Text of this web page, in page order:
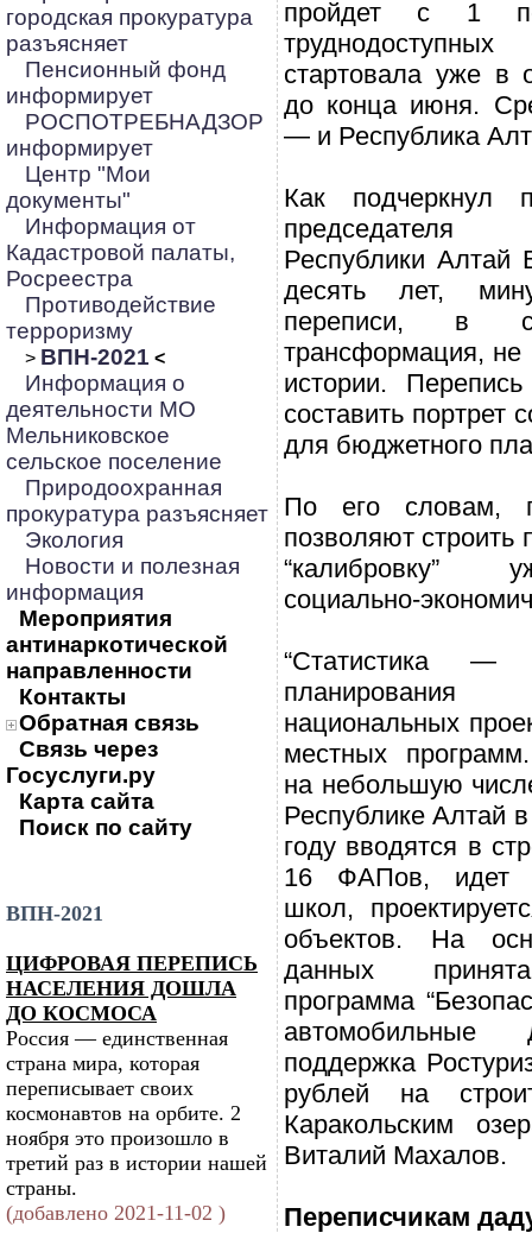
городская прокуратура
разъясняет
Пенсионный фонд
информирует
РОСПОТРЕБНАДЗОР
информирует
Центр "Мои
документы"
Информация от
Кадастровой палаты,
Росреестра
Противодействие
терроризму
> ВПН-2021 <
Информация о
деятельности МО
Мельниковское
сельское поселение
Природоохранная
прокуратура разъясняет
Экология
Новости и полезная
информация
Мероприятия
антинаркотической
направленности
Контакты
Обратная связь
Связь через
Госуслуги.ру
Карта сайта
Поиск по сайту
ВПН-2021
ЦИФРОВАЯ ПЕРЕПИСЬ
НАСЕЛЕНИЯ ДОШЛА
ДО КОСМОСА
Россия — единственная
страна мира, которая
переписывает своих
космонавтов на орбите. 2
ноября это произошло в
третий раз в истории нашей
страны.
(добавлено 2021-11-02 )
пройдет с 1
стартовала уже в
до конца июня.
— и Республика
Как подчеркнул
Республики Алтай
десять лет,
переписи, в
трансформация,
истории.
составить портрет
для бюджетного
По его словам,
позволяют строить
“калибровку”
социально-
“Статистика
национальных
местных
на небольшую
Республике Алтай
году вводятся в
16 ФАПов, идет
школ,
объектов. На
данных
программа
автомобильные
поддержка
рублей на
Каракольским
Виталий Махалов.
Переписчикам